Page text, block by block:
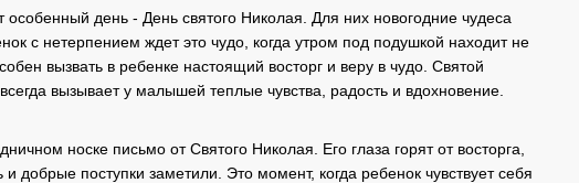
день - День святого Николая. Для них новогодние чудеса
с нетерпением ждет это чудо, когда утром под подушкой находит не
вызвать в ребенке настоящий восторг и веру в чудо. Святой
вызывает у малышей теплые чувства, радость и вдохновение.
носке письмо от Святого Николая. Его глаза горят от восторга,
добрые поступки заметили. Это момент, когда ребенок чувствует себя